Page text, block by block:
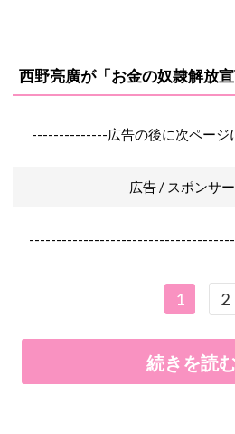
西野亮廣が「お金の奴隷解放
--------------広告の後に次ペー
広告 / スポンサ
1 2
続きを読